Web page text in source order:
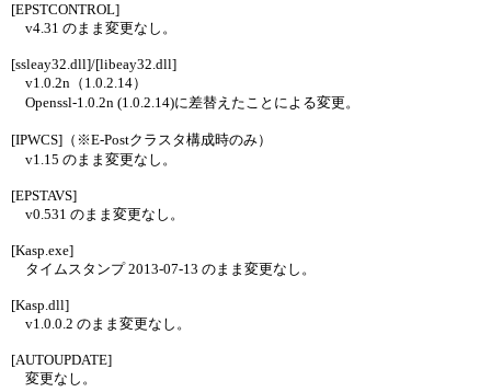
[EPSTCONTROL]
v4.31 のまま変更なし。
[ssleay32.dll]/[libeay32.dll]
v1.0.2n（1.0.2.14）
Openssl-1.0.2n (1.0.2.14)に差替えたことによる変更。
[IPWCS]（※E-Postクラスタ構成時のみ）
v1.15 のまま変更なし。
[EPSTAVS]
v0.531 のまま変更なし。
[Kasp.exe]
タイムスタンプ 2013-07-13 のまま変更なし。
[Kasp.dll]
v1.0.0.2 のまま変更なし。
[AUTOUPDATE]
変更なし。